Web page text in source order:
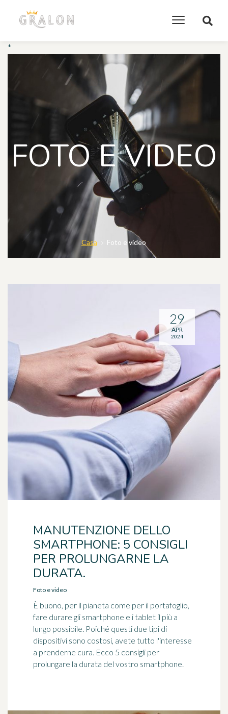
*
FOTO E VIDEO
Casa Foto e video
MANUTENZIONE DELLO
SMARTPHONE: 5 CONSIGLI
PER PROLUNGARNE LA
DURATA.
Foto e video
È buono, per il pianeta come per il portafoglio,
fare durare gli smartphone e i tablet il più a
lungo possibile. Poiché questi due tipi di
dispositivi sono costosi, avete tutto l'interesse
a prenderne cura. Ecco 5 consigli per
prolungare la durata del vostro smartphone.
29
APR
2024